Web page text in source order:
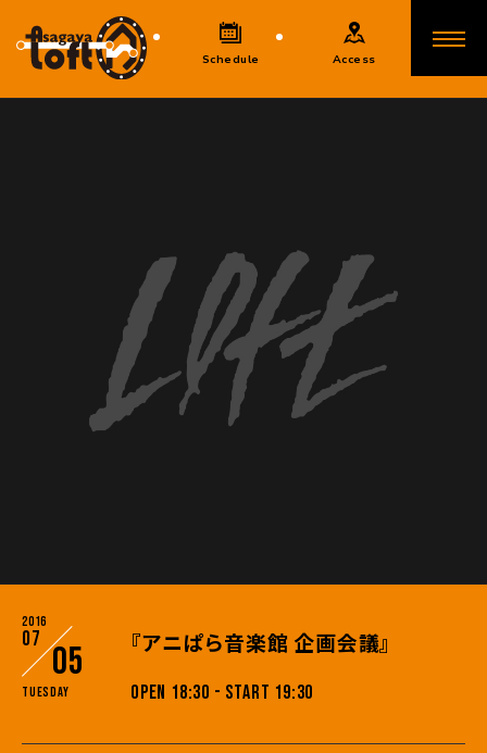
Schedule Access
2016
07
05
Tuesday
『アニぱら音楽館 企画会議』
OPEN 18:30 - START 19:30